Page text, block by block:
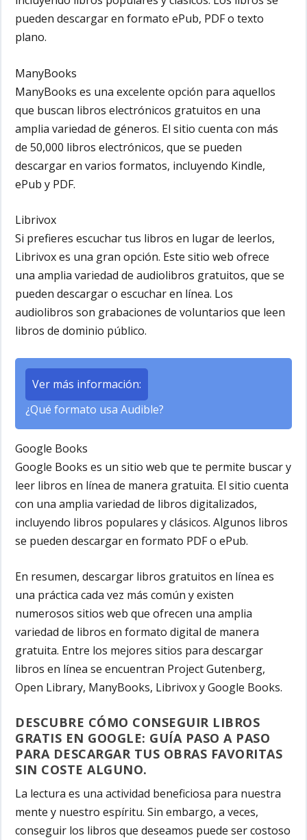
pueden descargar en formato ePub, PDF o texto
plano.
ManyBooks
ManyBooks es una excelente opción para aquellos
que buscan libros electrónicos gratuitos en una
amplia variedad de géneros. El sitio cuenta con más
de 50,000 libros electrónicos, que se pueden
descargar en varios formatos, incluyendo Kindle,
ePub y PDF.
Librivox
Si prefieres escuchar tus libros en lugar de leerlos,
Librivox es una gran opción. Este sitio web ofrece
una amplia variedad de audiolibros gratuitos, que se
pueden descargar o escuchar en línea. Los
audiolibros son grabaciones de voluntarios que leen
libros de dominio público.
Ver más información:
¿Qué formato usa Audible?
Google Books
Google Books es un sitio web que te permite buscar y
leer libros en línea de manera gratuita. El sitio cuenta
con una amplia variedad de libros digitalizados,
incluyendo libros populares y clásicos. Algunos libros
se pueden descargar en formato PDF o ePub.
En resumen, descargar libros gratuitos en línea es
una práctica cada vez más común y existen
numerosos sitios web que ofrecen una amplia
variedad de libros en formato digital de manera
gratuita. Entre los mejores sitios para descargar
libros en línea se encuentran Project Gutenberg,
Open Library, ManyBooks, Librivox y Google Books.
DESCUBRE CÓMO CONSEGUIR LIBROS
GRATIS EN GOOGLE: GUÍA PASO A PASO
PARA DESCARGAR TUS OBRAS FAVORITAS
SIN COSTE ALGUNO.
La lectura es una actividad beneficiosa para nuestra
mente y nuestro espíritu. Sin embargo, a veces,
conseguir los libros que deseamos puede ser costoso